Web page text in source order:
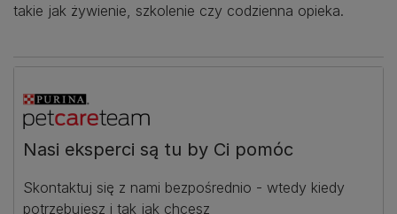
takie jak żywienie, szkolenie czy codzienna opieka.
Nasi eksperci są tu by Ci pomóc
Skontaktuj się z nami bezpośrednio - wtedy kiedy
potrzebujesz i tak jak chcesz